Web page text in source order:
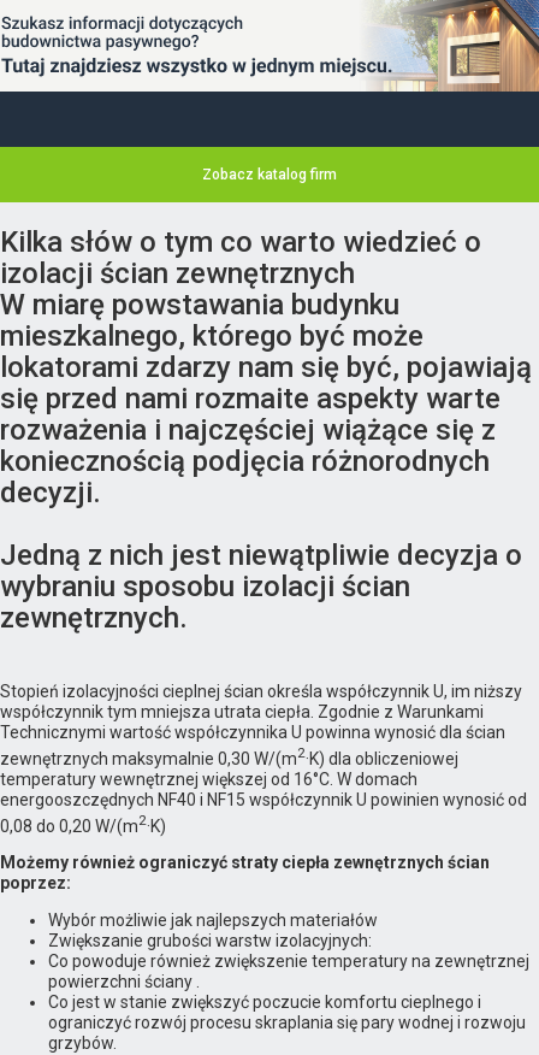
Zobacz katalog firm
Kilka słów o tym co warto wiedzieć o
izolacji ścian zewnętrznych
W miarę powstawania budynku
mieszkalnego, którego być może
lokatorami zdarzy nam się być, pojawiają
się przed nami rozmaite aspekty warte
rozważenia i najczęściej wiążące się z
koniecznością podjęcia różnorodnych
decyzji.
Jedną z nich jest niewątpliwie decyzja o
wybraniu sposobu izolacji ścian
zewnętrznych.
Stopień izolacyjności cieplnej ścian określa współczynnik U, im niższy
współczynnik tym mniejsza utrata ciepła. Zgodnie z Warunkami
Technicznymi wartość współczynnika U powinna wynosić dla ścian
zewnętrznych maksymalnie 0,30 W/(m2·K) dla obliczeniowej
temperatury wewnętrznej większej od 16°C. W domach
energooszczędnych NF40 i NF15 współczynnik U powinien wynosić od
0,08 do 0,20 W/(m2·K)
Możemy również ograniczyć straty ciepła zewnętrznych ścian
poprzez:
Wybór możliwie jak najlepszych materiałów
Zwiększanie grubości warstw izolacyjnych:
Co powoduje również zwiększenie temperatury na zewnętrznej
powierzchni ściany .
Co jest w stanie zwiększyć poczucie komfortu cieplnego i
ograniczyć rozwój procesu skraplania się pary wodnej i rozwoju
grzybów.